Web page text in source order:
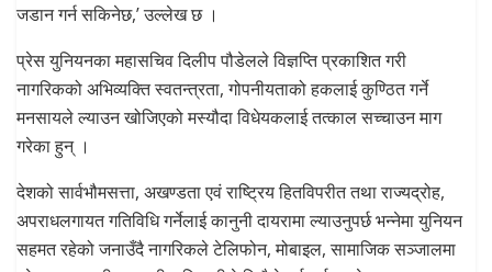
जडान गर्न सकिनेछ,’ उल्लेख छ ।
प्रेस युनियनका महासचिव दिलीप पौडेलले विज्ञप्ति प्रकाशित गरी
नागरिकको अभिव्यक्ति स्वतन्त्रता, गोपनीयताको हकलाई कुण्ठित गर्ने
मनसायले ल्याउन खोजिएको मस्यौदा विधेयकलाई तत्काल सच्चाउन माग
गरेका हुन् ।
देशको सार्वभौमसत्ता, अखण्डता एवं राष्ट्रिय हितविपरीत तथा राज्यद्रोह,
अपराधलगायत गतिविधि गर्नेलाई कानुनी दायरामा ल्याउनुपर्छ भन्नेमा युनियन
सहमत रहेको जनाउँदै नागरिकले टेलिफोन, मोबाइल, सामाजिक सञ्जालमा